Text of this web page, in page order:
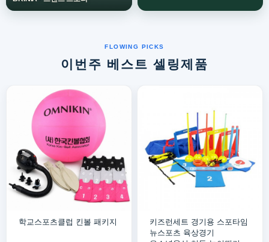
이번주 베스트 셀링제품
학교스포츠클럽 킨볼 패키지
키즈런세트 경기용 스포타임
뉴스포츠 육상경기